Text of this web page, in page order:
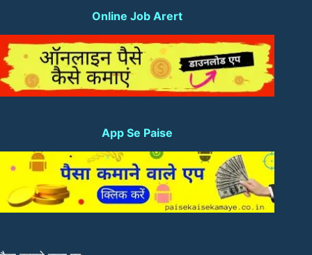
Online Job Arert
App Se Paise